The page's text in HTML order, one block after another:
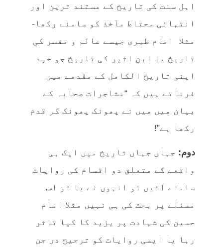
اہل سنت کی تاریخ کے مستند ترین اور
انتہائی محتاط مآخذ کو سامنے رکھا-
مثلا امام طبری جیسے عالم و مفسر کی
تاریخ یا ابن اثیر کی تاریخ جو خود
اپنی تاریخ الکامل کے مقدمے میں
فرماتے ہیں کہ “مشاجرات صحابہ کے
بیان میں میں نے پھونک پھونک کر قدم
رکھا ہے”!
دوم: جہاں جہاں تاریخ میں ایک ہی
واقعے کے متعلق دو اقسام کی روایات
سامنے آئیں تو انہوں نے یا تو اس
مسئلے پر بحث کی ہی نہیں مثلا امام
حسین کی شہادت پر یزید کا کیا تاثر
رہا یا ایسی روایات کو ترجیح دی جن